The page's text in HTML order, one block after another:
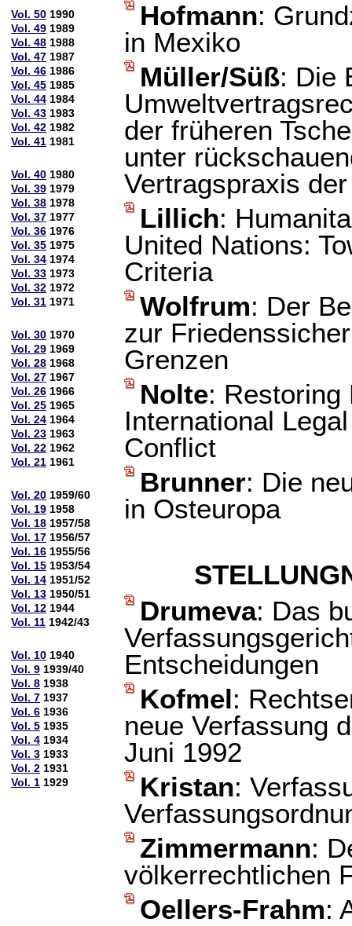
Vol. 50 1990
Vol. 49 1989
Vol. 48 1988
Vol. 47 1987
Vol. 46 1986
Vol. 45 1985
Vol. 44 1984
Vol. 43 1983
Vol. 42 1982
Vol. 41 1981
Vol. 40 1980
Vol. 39 1979
Vol. 38 1978
Vol. 37 1977
Vol. 36 1976
Vol. 35 1975
Vol. 34 1974
Vol. 33 1973
Vol. 32 1972
Vol. 31 1971
Vol. 30 1970
Vol. 29 1969
Vol. 28 1968
Vol. 27 1967
Vol. 26 1966
Vol. 25 1965
Vol. 24 1964
Vol. 23 1963
Vol. 22 1962
Vol. 21 1961
Vol. 20 1959/60
Vol. 19 1958
Vol. 18 1957/58
Vol. 17 1956/57
Vol. 16 1955/56
Vol. 15 1953/54
Vol. 14 1951/52
Vol. 13 1950/51
Vol. 12 1944
Vol. 11 1942/43
Vol. 10 1940
Vol. 9 1939/40
Vol. 8 1938
Vol. 7 1937
Vol. 6 1936
Vol. 5 1935
Vol. 4 1934
Vol. 3 1933
Vol. 2 1931
Vol. 1 1929
Hofmann:
in Mexiko
Müller/Süß: Die
der früheren
unter
Vertragspraxis
Lillich:
United Nations:
Criteria
Wolfrum: Der
zur
Grenzen
Nolte: Restoring
International
Conflict
Brunner: Die
in Osteuropa
Drumeva: Das
Entscheidungen
Kofmel:
neue Verfassung
Juni 1992
Kristan:
Zimmermann:
völkerrechtlichen
Oellers-Frahm: